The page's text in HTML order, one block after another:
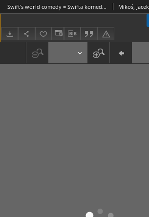
Swift's world comedy = Swifta komedia świata Mikoś, Jacek